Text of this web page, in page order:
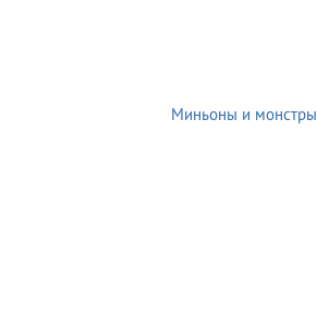
Миньоны и монстры